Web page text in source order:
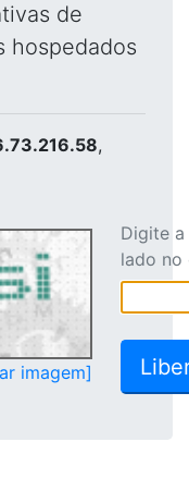
de
hospedados
,
imagem]
Digite
lado no